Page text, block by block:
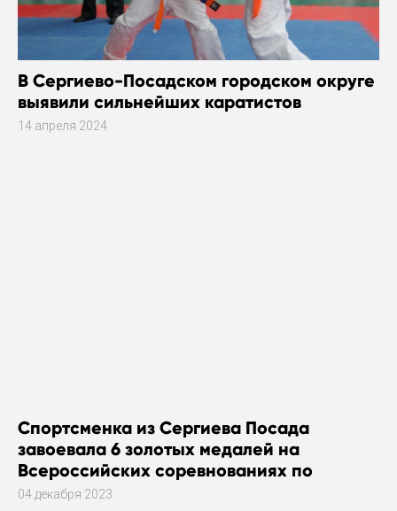
В Сергиево-Посадском городском округе
выявили сильнейших каратистов
14 апреля 2024
Спортсменка из Сергиева Посада
завоевала 6 золотых медалей на
Всероссийских соревнованиях по
плаванию
04 декабря 2023